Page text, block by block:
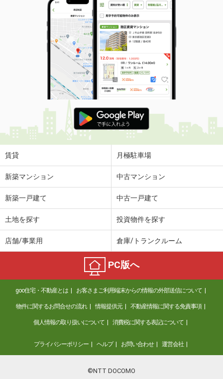
賃貸 月極駐車場
新築マンション 中古マンション
新築一戸建て 中古一戸建て
土地を探す 投資物件を探す
店舗/事業用 倉庫/トランクルーム
PC版へ
goo住宅・不動産とは お客さまご利用端末からの情報の外部送信について
物件に関するお問合せの流れ 情報提供元 不動産情報に関する免責事項
個人情報の取り扱いについて 消費税に関する表記について
プライバシーポリシー ヘルプ お問い合わせ 運営会社
©NTT DOCOMO